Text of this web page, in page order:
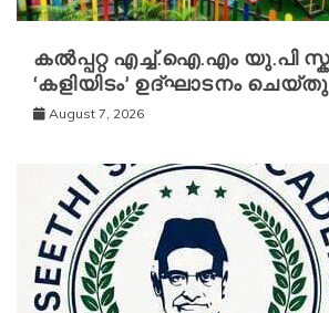
കൽപ്പറ്റ എച്ച്.ഐ.എം യു.പി
‘കളിയിടം’ ഉദ്ഘാടനം ചെയ്തു
August 7, 2026